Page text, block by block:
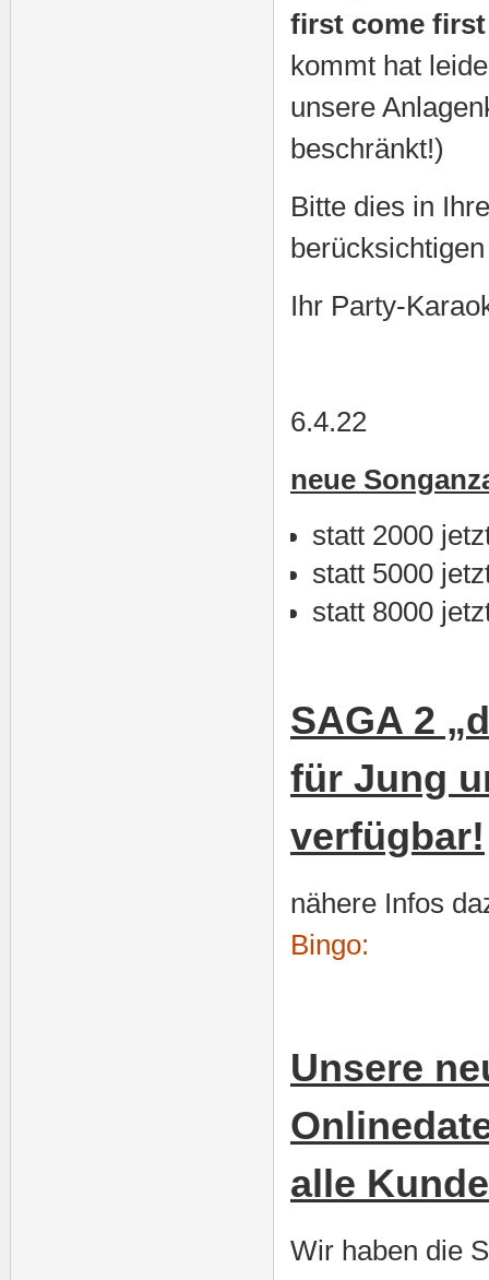
first come
kommt hat
unsere
beschränkt!)
Bitte dies in
Ihr Party-
6.4.22
neue
statt 2000
statt 5000
statt 8000
SAGA 2
für Jung
verfügbar!
nähere Infos
Bingo:
Unsere
alle
Wir haben die